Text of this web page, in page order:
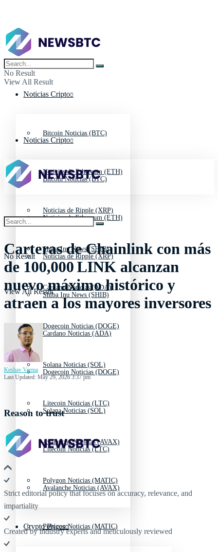
No Result
View All Result
Noticias Cripto
Bitcoin Noticias (BTC)
Noticias de Ethereum (ETH)
Noticias de Ripple (XRP)
Shiba Inu News (SHIB)
Cardano Noticias (ADA)
Dogecoin Noticias (DOGE)
Solana Noticias (SOL)
Litecoin Noticias (LTC)
Avalanche Noticias (AVAX)
Polygon Noticias (MATIC)
Crypto Prices
Noticias Cripto
Bitcoin Noticias (BTC)
Noticias de Ethereum (ETH)
Noticias de Ripple (XRP)
Shiba Inu News (SHIB)
Cardano Noticias (ADA)
Dogecoin Noticias (DOGE)
Solana Noticias (SOL)
Litecoin Noticias (LTC)
Avalanche Noticias (AVAX)
Polygon Noticias (MATIC)
No Result
View All Result
Carteras de Chainlink con más
de 100,000 LINK alcanzan
nuevo máximo histórico y
atraen a los mayores inversores
Keshav Verma
Last Updated: May 29, 2026 3:37 pm
Reason to trust
Strict editorial policy that focuses on accuracy, relevance, and
impartiality
Created by industry experts and meticulously reviewed